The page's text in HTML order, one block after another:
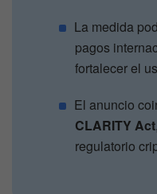
La medida
pagos
fortalecer el
El anuncio
CLARITY Act
regulatorio